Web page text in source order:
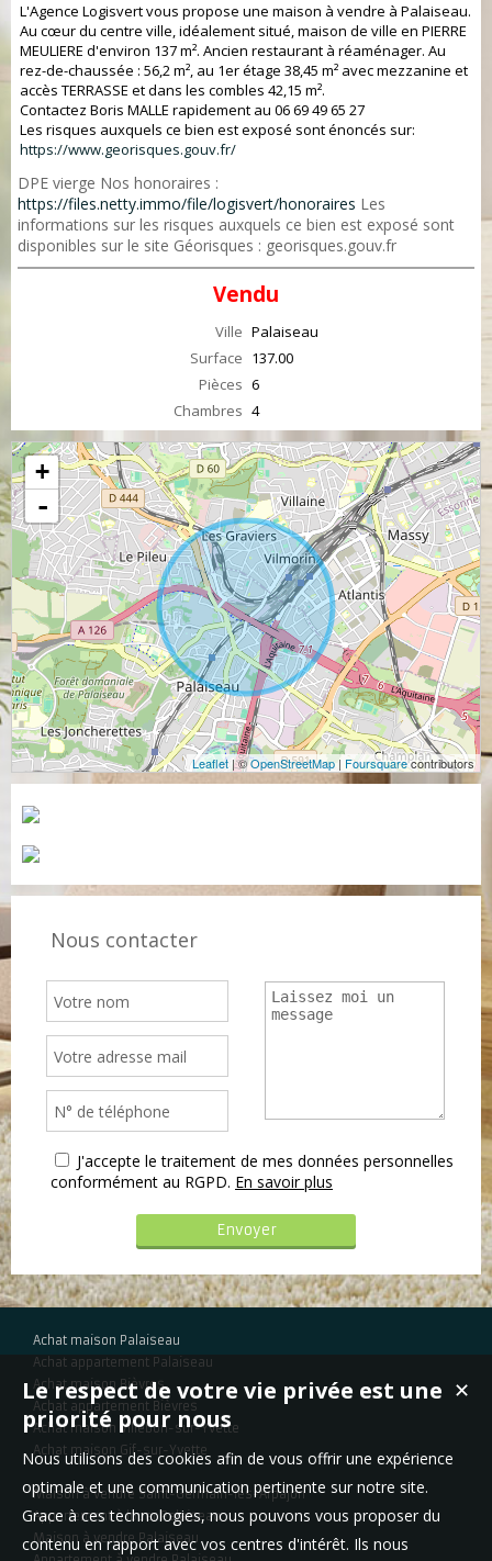
L'Agence Logisvert vous propose une maison à vendre à Palaiseau.
Au cœur du centre ville, idéalement situé, maison de ville en PIERRE
MEULIERE d'environ 137 m². Ancien restaurant à réaménager. Au
rez-de-chaussée : 56,2 m², au 1er étage 38,45 m² avec mezzanine et
accès TERRASSE et dans les combles 42,15 m².
Contactez Boris MALLE rapidement au 06 69 49 65 27
Les risques auxquels ce bien est exposé sont énoncés sur:
https://www.georisques.gouv.fr/
DPE vierge Nos honoraires :
https://files.netty.immo/file/logisvert/honoraires Les
informations sur les risques auxquels ce bien est exposé sont
disponibles sur le site Géorisques : georisques.gouv.fr
Vendu
Ville Palaiseau
Surface 137.00
Pièces 6
Chambres 4
+
-
Leaflet | ©OpenStreetMap | Foursquarecontributors
Nous contacter
J'accepte le traitement de mes données personnelles
conformément au RGPD. En savoir plus
Achat maison Palaiseau
Achat appartement Palaiseau
Achat maison Bièvres
Achat appartement Bièvres
Achat maison Villebon-sur-Yvette
Achat maison Gif-sur-Yvette
Maison à vendre Saint-Germain-lès-Arpajon
Appartement à louer Palaiseau
Maison à vendre Palaiseau
✕
Le respect de votre vie privée est une
priorité pour nous
Nous utilisons des cookies afin de vous offrir une expérience
optimale et une communication pertinente sur notre site.
Grace à ces technologies, nous pouvons vous proposer du
contenu en rapport avec vos centres d'intérêt. Ils nous